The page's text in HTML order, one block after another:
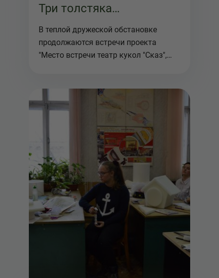
Три толстяка
продолжают
репетировать
В теплой дружеской обстановке
продолжаются встречи проекта
"Место встречи театр кукол "Сказ",